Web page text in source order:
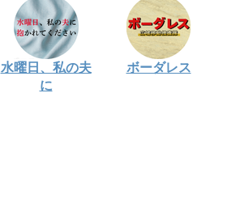
水曜日、私の夫
に
ボーダレス